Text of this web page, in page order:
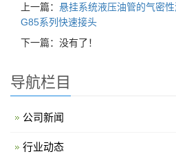
上一篇： 悬挂系统液压油管的气密
G85系列快速接头
下一篇：没有了！
导航栏目
公司新闻
行业动态